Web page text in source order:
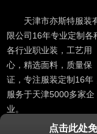
天津市亦斯特服装
限公司16年专业定制各
各行业职业装，工艺用
心，精选面料，质量保
证，专注服装定制16年
服务于天津5000多家企
业。
点击此处